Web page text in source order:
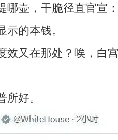
哪壶，干脆径直官宣
的本钱。
效又在那处？唉，白
好。